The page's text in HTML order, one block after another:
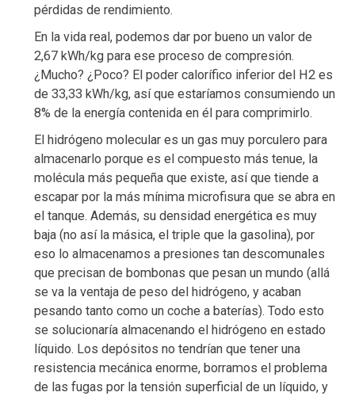
pérdidas de rendimiento.
En la vida real, podemos dar por bueno un valor de
2,67 kWh/kg para ese proceso de compresión.
¿Mucho? ¿Poco? El poder calorífico inferior del H2 es
de 33,33 kWh/kg, así que estaríamos consumiendo un
8% de la energía contenida en él para comprimirlo.
El hidrógeno molecular es un gas muy porculero para
almacenarlo porque es el compuesto más tenue, la
molécula más pequeña que existe, así que tiende a
escapar por la más mínima microfisura que se abra en
el tanque. Además, su densidad energética es muy
baja (no así la másica, el triple que la gasolina), por
eso lo almacenamos a presiones tan descomunales
que precisan de bombonas que pesan un mundo (allá
se va la ventaja de peso del hidrógeno, y acaban
pesando tanto como un coche a baterías). Todo esto
se solucionaría almacenando el hidrógeno en estado
líquido. Los depósitos no tendrían que tener una
resistencia mecánica enorme, borramos el problema
de las fugas por la tensión superficial de un líquido, y